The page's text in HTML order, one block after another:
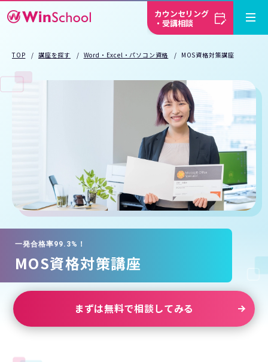
カウンセリング
・受講相談
TOP 講座を探す Word・Excel・パソコン資格 MOS資格対策講座
まずは無料で相談してみる
一発合格率99.3%！
MOS資格対策講座